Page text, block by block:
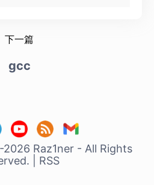
下一篇
gcc
Raz1ner - All Rights
RSS